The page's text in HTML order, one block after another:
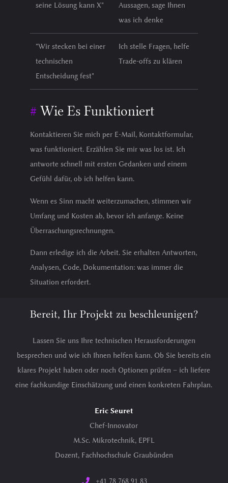
seine Lösung kann X"
Aussagen, sage Ihnen
was ich denke
"Wir stecken bei einer
technischen
Entscheidung fest"
Ich stelle Fragen, helfe
Trade-offs zu klären
Wie Es Funktioniert
Kontaktieren Sie mich per E-Mail, Kontaktformular,
was funktioniert. Erzählen Sie mir was los ist. Ich
antworte schnell mit ersten Gedanken und einem
Gefühl dafür, ob ich helfen kann.
Wenn es Sinn macht weiterzumachen, stimmen wir
Umfang und Kosten ab, bevor ich anfange. Keine
Überraschungsrechnungen.
Dann erledige ich die Arbeit. Sie erhalten Antworten,
Analysen, Code, Dokumentation: was immer die
Situation erfordert.
Bereit, Ihr Projekt zu beschleunigen?
Lassen Sie uns Ihre technischen Herausforderungen
besprechen und wie ich Ihnen helfen kann. Ob Sie bereits ein
klares Projekt haben oder noch Optionen prüfen – ich liefere
eine fachkundige Einschätzung und einen konkreten Fahrplan.
Eric Seuret
Chef-Innovator
M.Sc. Mikrotechnik, EPFL
Dozent, Fachhochschule Graubünden
+41 78 768 91 83